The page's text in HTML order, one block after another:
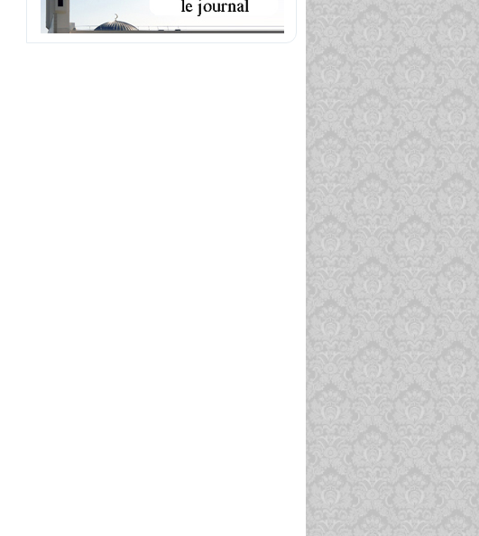
Edito Août 05.08.2017
A LA UNE : Ali Ibn Abi Taleb 30.06.2017